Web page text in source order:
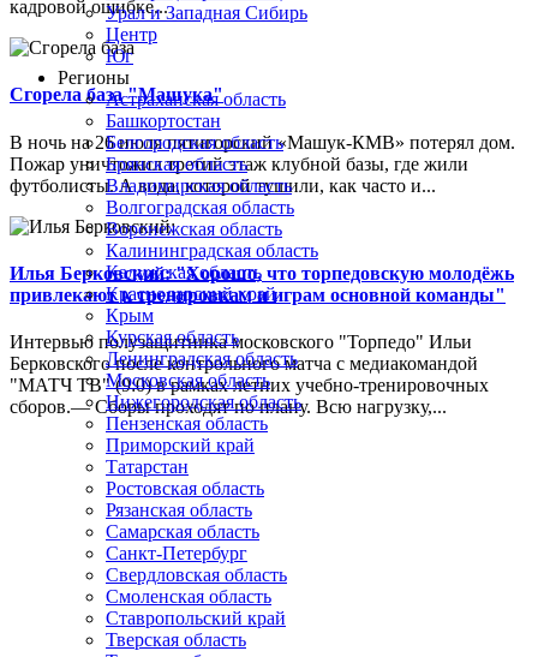
кадровой ошибке...
Сгорела база "Машука"
В ночь на 26 июля пятигорский «Машук-КМВ» потерял дом.
Пожар уничтожил третий этаж клубной базы, где жили
футболисты. А вода, которой тушили, как часто и...
Илья Берковский: "Хорошо, что торпедовскую молодёжь
привлекают к тренировкам и играм основной команды"
Интервью полузащитника московского "Торпедо" Ильи
Берковского после контрольного матча с медиакомандой
"МАТЧ ТВ" (9:0) в рамках летних учебно-тренировочных
сборов.— Сборы проходят по плану. Всю нагрузку,...
Урал и Западная Сибирь
Центр
Юг
Регионы
Астраханская область
Башкортостан
Белгородская область
Брянская область
Владимирская область
Волгоградская область
Воронежская область
Калининградская область
Калужская область
Краснодарский край
Крым
Курская область
Ленинградская область
Московская область
Нижегородская область
Пензенская область
Приморский край
Татарстан
Ростовская область
Рязанская область
Самарская область
Санкт-Петербург
Свердловская область
Смоленская область
Ставропольский край
Тверская область